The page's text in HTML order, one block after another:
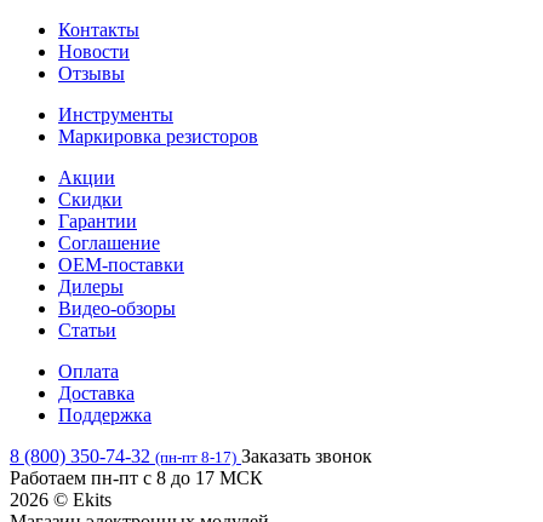
Контакты
Новости
Отзывы
Инструменты
Маркировка резисторов
Акции
Скидки
Гарантии
Соглашение
OEM-поставки
Дилеры
Видео-обзоры
Статьи
Оплата
Доставка
Поддержка
8 (800) 350-74-32 (пн-пт 8-17) Заказать звонок
Работаем пн-пт с 8 до 17 МСК
2026 © Ekits